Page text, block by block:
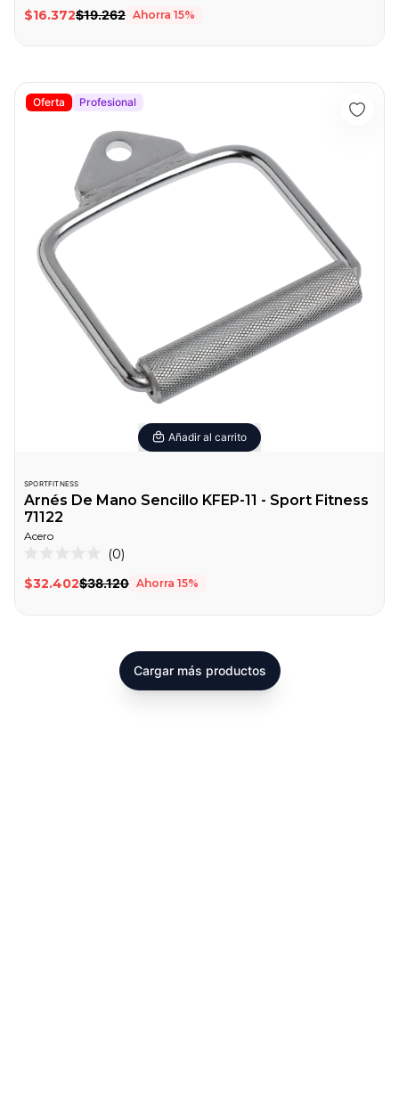
0
de
estrellas
$16.372$19.262 Ahorra 15%
Arnés De Mano Sencillo KFEP-11 - Sport Fitness 71122
Oferta Profesional
Añadir al carrito
SPORTFITNESS
Arnés De Mano Sencillo KFEP-11 - Sport Fitness
71122
Acero
0
de
estrellas
0
$32.402$38.120 Ahorra 15%
Cargar más productos